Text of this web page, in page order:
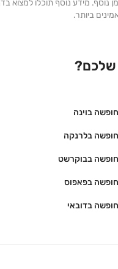
שלכם?
חופשה בוינה
חופשה בלרנקה
חופשה בבוקרשט
חופשה בפאפוס
חופשה בדובאי